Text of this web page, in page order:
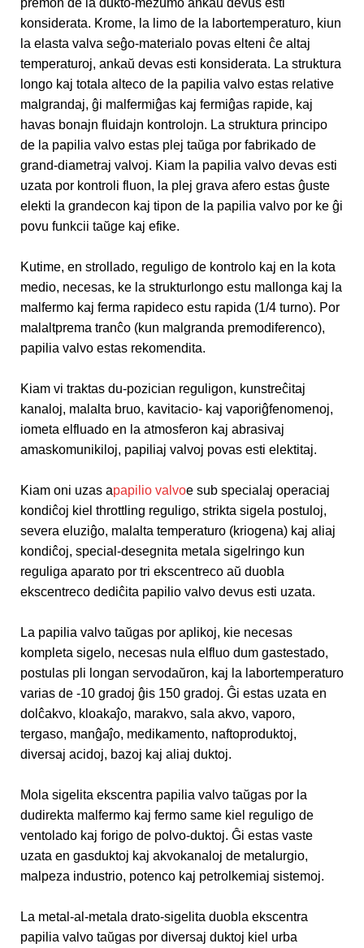
konsiderata. Krome, la limo de la labortemperaturo, kiun
la elasta valva seĝo-materialo povas elteni ĉe altaj
temperaturoj, ankaŭ devas esti konsiderata. La struktura
longo kaj totala alteco de la papilia valvo estas relative
malgrandaj, ĝi malfermiĝas kaj fermiĝas rapide, kaj
havas bonajn fluidajn kontrolojn. La struktura principo
de la papilia valvo estas plej taŭga por fabrikado de
grand-diametraj valvoj. Kiam la papilia valvo devas esti
uzata por kontroli fluon, la plej grava afero estas ĝuste
elekti la grandecon kaj tipon de la papilia valvo por ke ĝi
povu funkcii taŭge kaj efike.
Kutime, en strollado, reguligo de kontrolo kaj en la kota
medio, necesas, ke la strukturlongo estu mallonga kaj la
malfermo kaj ferma rapideco estu rapida (1/4 turno). Por
malaltprema tranĉo (kun malgranda premodiferenco),
papilia valvo estas rekomendita.
Kiam vi traktas du-pozician reguligon, kunstreĉitaj
kanaloj, malalta bruo, kavitacio- kaj vaporiĝfenomenoj,
iometa elfluado en la atmosferon kaj abrasivaj
amaskomunikiloj, papiliaj valvoj povas esti elektitaj.
Kiam oni uzas apapilio valvoe sub specialaj operaciaj
kondiĉoj kiel throttling reguligo, strikta sigela postuloj,
severa eluziĝo, malalta temperaturo (kriogena) kaj aliaj
kondiĉoj, special-desegnita metala sigelringo kun
reguliga aparato por tri ekscentreco aŭ duobla
ekscentreco dediĉita papilio valvo devus esti uzata.
La papilia valvo taŭgas por aplikoj, kie necesas
kompleta sigelo, necesas nula elfluo dum gastestado,
postulas pli longan servodaŭron, kaj la labortemperaturo
varias de -10 gradoj ĝis 150 gradoj. Ĝi estas uzata en
dolĉakvo, kloakaĵo, marakvo, sala akvo, vaporo,
tergaso, manĝaĵo, medikamento, naftoproduktoj,
diversaj acidoj, bazoj kaj aliaj duktoj.
Mola sigelita ekscentra papilia valvo taŭgas por la
dudirekta malfermo kaj fermo same kiel reguligo de
ventolado kaj forigo de polvo-duktoj. Ĝi estas vaste
uzata en gasduktoj kaj akvokanaloj de metalurgio,
malpeza industrio, potenco kaj petrolkemiaj sistemoj.
La metal-al-metala drato-sigelita duobla ekscentra
papilia valvo taŭgas por diversaj duktoj kiel urba